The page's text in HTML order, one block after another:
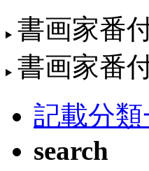
書画家番
書画家番
記載分類
search